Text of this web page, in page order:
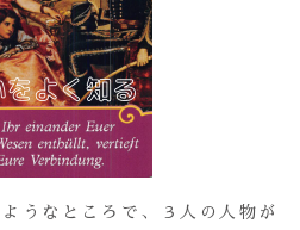
うなところで、３人の人物が